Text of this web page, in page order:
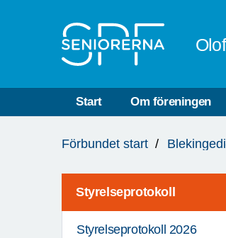
Start Om föreningen
är
Förbundet start
Styrelseprotokoll
Styrelseprotokoll 2026